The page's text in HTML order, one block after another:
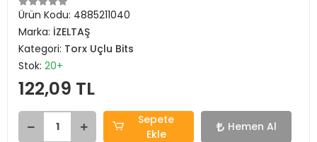
Ürün Kodu: 4885211040
Marka: İZELTAŞ
Kategori: Torx Uçlu Bits
Stok: 20+
122,09 TL
Sepete
Ekle
Hemen Al